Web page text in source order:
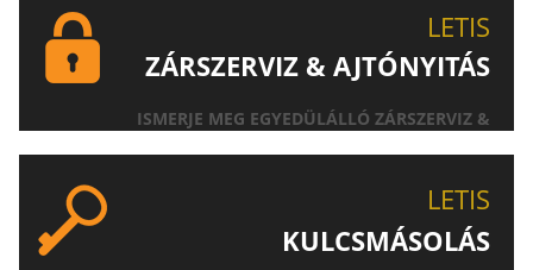
LETIS
ZÁRSZERVIZ & AJTÓNYITÁS
ISMERJE MEG EGYEDÜLÁLLÓ ZÁRSZERVIZ &
LETIS
KULCSMÁSOLÁS